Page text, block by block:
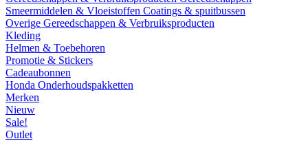
Smeermiddelen & Vloeistoffen Coatings & spuitbussen
Overige Gereedschappen & Verbruiksproducten
Kleding
Helmen & Toebehoren
Promotie & Stickers
Cadeaubonnen
Honda Onderhoudspakketten
Merken
Nieuw
Sale!
Outlet